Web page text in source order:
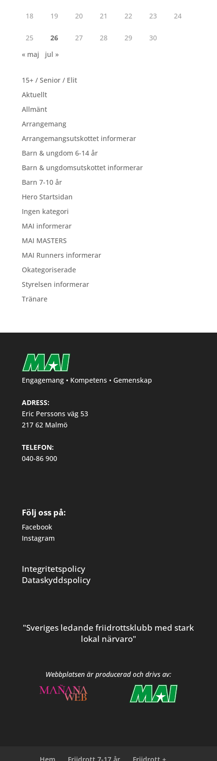
18 19 20 21 22 23 24
25 26 27 28 29
30
« maj
jul »
15+ / Senior / Elit
Aktuellt
Allmänt
Arrangemang
Arrangemangsutskottet informerar
Barn & ungdom 6-14 år
Barn & ungdomsutskottet informerar
Barn 7-10 år
Hero Startsidan
Ingen kategori
MAI informerar
MAI MASTERS
MAI Runners informerar
Okategoriserade
Styrelsen informerar
Tränare
Engagemang • Kompetens • Gemenskap
ADRESS:
Eric Perssons väg 53
217 62 Malmö
TELEFON:
040-86 900
Följ oss på:
Facebook
Instagram
Integritetspolicy
Dataskyddspolicy
"Sveriges ledande friidrottsklubb med stark
lokal närvaro"
Webbplatsen är producerad och drivs av: